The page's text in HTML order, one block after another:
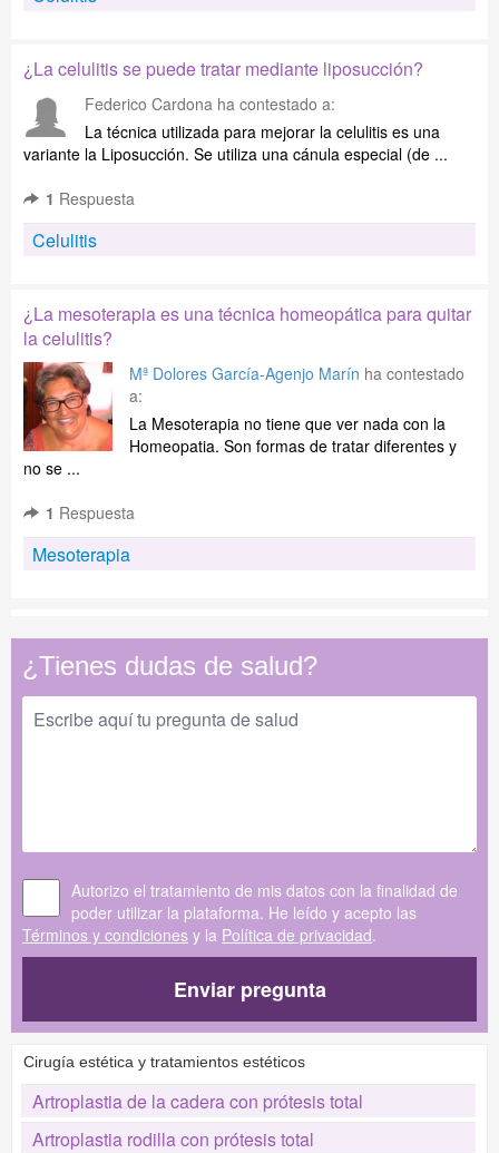
¿La celulitis se puede tratar mediante liposucción?
Federico Cardona ha contestado a:
La técnica utilizada para mejorar la celulitis es una
variante la Liposucción. Se utiliza una cánula especial (de ...
1 Respuesta
Celulitis
¿La mesoterapia es una técnica homeopática para quitar
la celulitis?
Mª Dolores García-Agenjo Marín ha contestado
a:
La Mesoterapia no tiene que ver nada con la
Homeopatia. Son formas de tratar diferentes y
no se ...
1 Respuesta
Mesoterapia
¿Tienes dudas de salud?
Autorizo el tratamiento de mis datos con la finalidad de
poder utilizar la plataforma. He leído y acepto las
Términos y condiciones y la Política de privacidad.
Enviar pregunta
Cirugía estética y tratamientos estéticos
Artroplastia de la cadera con prótesis total
Artroplastia rodilla con prótesis total